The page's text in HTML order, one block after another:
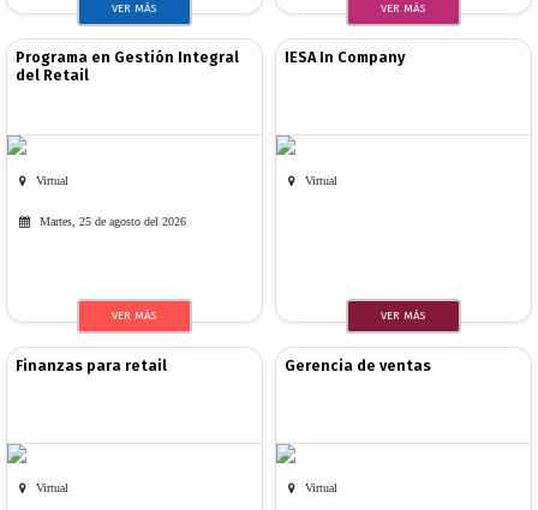
VER MÁS VER MÁS
Programa en Gestión Integral
del Retail
Virtual
Martes, 25 de agosto del 2026
VER MÁS
IESA In Company
Virtual
VER MÁS
Finanzas para retail
Virtual
Gerencia de ventas
Virtual